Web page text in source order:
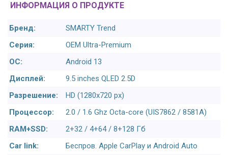
ИНФОРМАЦИЯ О ПРОДУКТЕ
Бренд:
SMARTY Trend
Серия:
OEM Ultra-Premium
ОС:
Android 13
Дисплей:
9.5 inches QLED 2.5D
Разрешение:
HD (1280х720 px)
Процессор:
2.0 / 1.6 Ghz Octa-core (UIS7862 / 8581A)
RAM+SSD:
2+32 / 4+64 / 8+128 Гб
Car link:
Беспров. Apple CarPlay и Android Auto